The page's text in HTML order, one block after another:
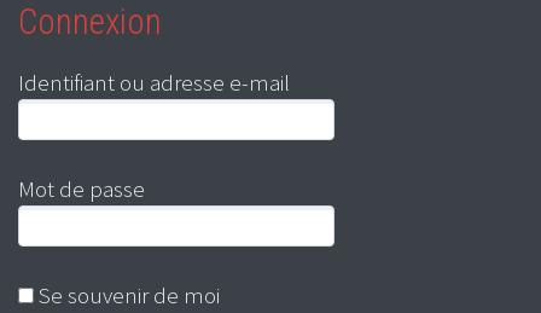
Connexion
Identifiant ou adresse e-mail
Mot de passe
Se souvenir de moi